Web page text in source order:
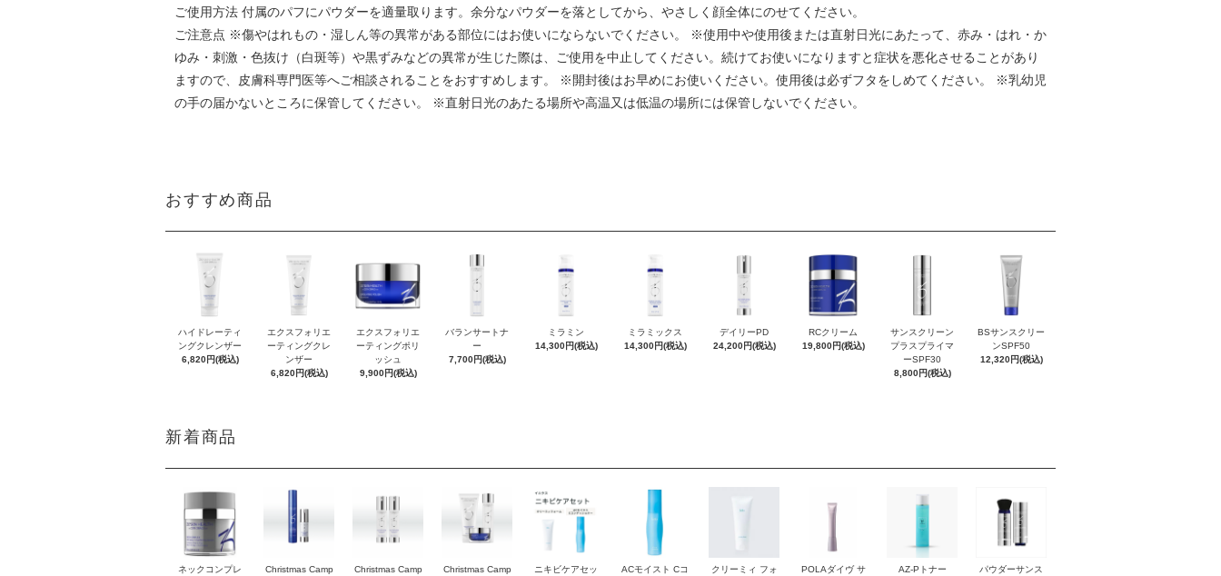
ご使用方法 付属のパフにパウダーを適量取ります。余分なパウダーを落としてから、やさしく顔全体にのせてください。
ご注意点 ※傷やはれもの・湿しん等の異常がある部位にはお使いにならないでください。 ※使用中や使用後または直射日光にあたって、赤み・はれ・か
ゆみ・刺激・色抜け（白斑等）や黒ずみなどの異常が生じた際は、ご使用を中止してください。続けてお使いになりますと症状を悪化させることがあり
ますので、皮膚科専門医等へご相談されることをおすすめします。 ※開封後はお早めにお使いください。使用後は必ずフタをしめてください。 ※乳幼児
の手の届かないところに保管してください。 ※直射日光のあたる場所や高温又は低温の場所には保管しないでください。
おすすめ商品
ハイドレーティ
ングクレンザー
6,820円(税込)
エクスフォリエ
ーティングクレ
ンザー
6,820円(税込)
エクスフォリエ
ーティングポリ
ッシュ
9,900円(税込)
バランサートナ
ー
7,700円(税込)
ミラミン
14,300円(税込)
ミラミックス
14,300円(税込)
デイリーPD
24,200円(税込)
RCクリーム
19,800円(税込)
サンスクリーン
プラスプライマ
ーSPF30
8,800円(税込)
BSサンスクリー
ンSPF50
12,320円(税込)
新着商品
ネックコンプレ
Christmas Camp
Christmas Camp
Christmas Camp
ニキビケアセッ
ACモイスト Cコ
クリーミィ フォ
POLAダイヴ サ
AZ-Pトナー
パウダーサンス